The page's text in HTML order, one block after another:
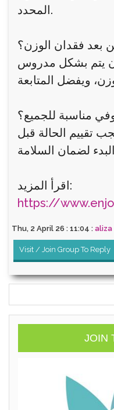
المحدد.
بعد فقدان الوزن؟
يتم بشكل مدروس
مناسبة للجميع؟
تقييم الحالة قبل
اقرأ المزيد:
https://
Thu, 2 April 26 : 11:04 : aliza
Visit / Join Group To Reply
JOIN